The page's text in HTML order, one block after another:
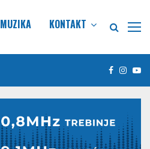
MUZIKA KONTAKT
Facebook